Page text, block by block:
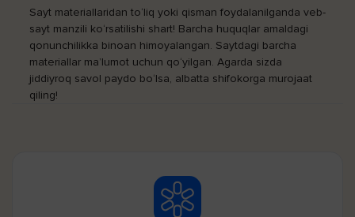
Sayt materiallaridan to‘liq yoki qisman foydalanilganda veb-
sayt manzili ko‘rsatilishi shart! Barcha huquqlar amaldagi
qonunchilikka binoan himoyalangan. Saytdagi barcha
materiallar ma’lumot uchun qo‘yilgan. Agarda sizda
jiddiyroq savol paydo bo‘lsa, albatta shifokorga murojaat
qiling!